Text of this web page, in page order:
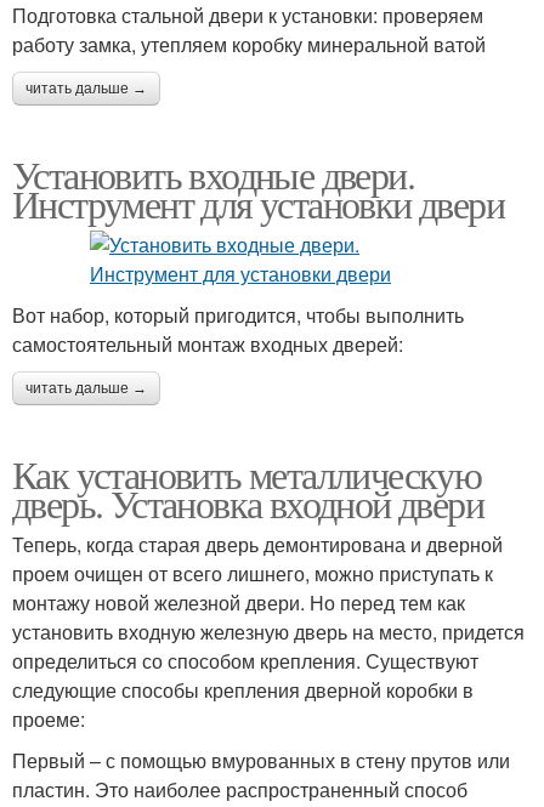
Подготовка стальной двери к установки: проверяем
работу замка, утепляем коробку минеральной ватой
читать дальше →
Установить входные двери.
Инструмент для установки двери
Вот набор, который пригодится, чтобы выполнить
самостоятельный монтаж входных дверей:
читать дальше →
Как установить металлическую
дверь. Установка входной двери
Теперь, когда старая дверь демонтирована и дверной
проем очищен от всего лишнего, можно приступать к
монтажу новой железной двери. Но перед тем как
установить входную железную дверь на место, придется
определиться со способом крепления. Существуют
следующие способы крепления дверной коробки в
проеме:
Первый – с помощью вмурованных в стену прутов или
пластин. Это наиболее распространенный способ